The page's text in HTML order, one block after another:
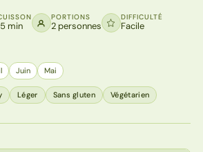
min
PORTIONS
2 personnes
DIFFICULTÉ
Facile
Juin Mai
Léger Sans gluten Végétarien